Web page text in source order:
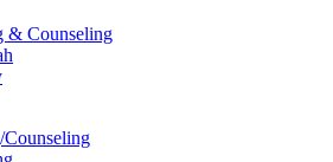
& Counseling
Counseling